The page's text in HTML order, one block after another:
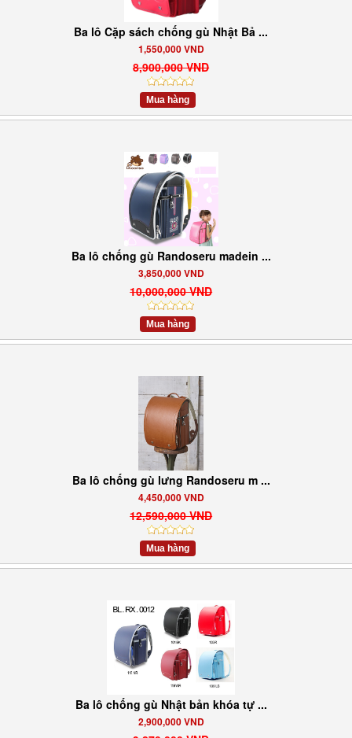
Ba lô Cặp sách chống gù Nhật Bả ...
1,550,000 VND
8,900,000 VND
Mua hàng
Ba lô chống gù Randoseru madein ...
3,850,000 VND
10,000,000 VND
Mua hàng
Ba lô chống gù lưng Randoseru m ...
4,450,000 VND
12,590,000 VND
Mua hàng
Ba lô chống gù Nhật bản khóa tự ...
2,900,000 VND